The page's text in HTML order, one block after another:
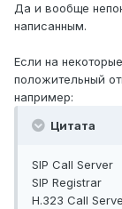
Да и вообще
написанным.
Если на
положительный
например:
Цитата
SIP Call Server
SIP Registrar
H.323 Call